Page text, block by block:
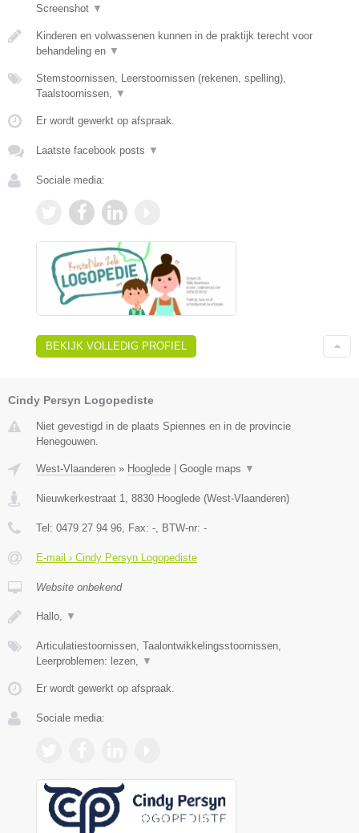
Screenshot ▼
Kinderen en volwassenen kunnen in de praktijk terecht voor
behandeling en ▼
Stemstoornissen, Leerstoornissen (rekenen, spelling),
Taalstoornissen,
▼
Er wordt gewerkt op afspraak.
Laatste facebook posts ▼
Sociale media:
BEKIJK VOLLEDIG PROFIEL
Cindy Persyn Logopediste
Niet gevestigd in de plaats Spiennes en in de provincie
Henegouwen.
West-Vlaanderen » Hooglede Google maps ▼
Nieuwkerkestraat 1 8830 Hooglede (West-Vlaanderen)
Tel: 0479 27 94 96 , Fax: - , BTW-nr: -
E-mail › Cindy Persyn Logopediste
Website onbekend
Hallo, ▼
Articulatiestoornissen, Taalontwikkelingsstoornissen,
Leerproblemen: lezen,
▼
Er wordt gewerkt op afspraak.
Sociale media: